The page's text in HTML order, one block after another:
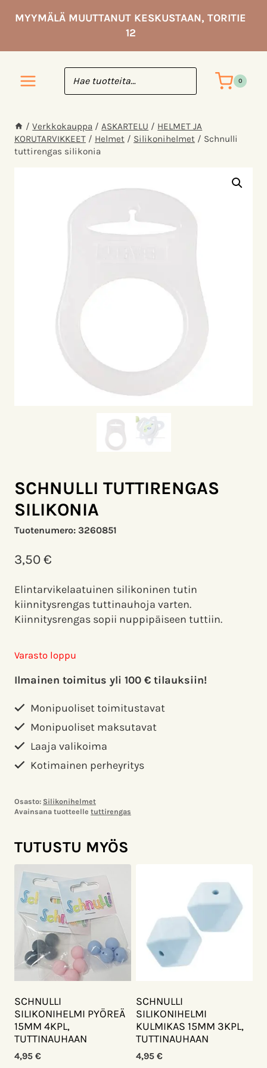
sisältöön
MYYMÄLÄ MUUTTANUT KESKUSTAAN, TORITIE
12
0
/ Verkkokauppa / ASKARTELU / HELMET JA
KORUTARVIKKEET / Helmet / Silikonihelmet / Schnulli
tuttirengas silikonia
SCHNULLI TUTTIRENGAS
SILIKONIA
Tuotenumero: 3260851
3,50€
Elintarvikelaatuinen silikoninen tutin
kiinnitysrengas tuttinauhoja varten.
Kiinnitysrengas sopii nuppipäiseen tuttiin.
Varasto loppu
Ilmainen toimitus yli 100 € tilauksiin!
Monipuoliset toimitustavat
Monipuoliset maksutavat
Laaja valikoima
Kotimainen perheyritys
Osasto: Silikonihelmet
Avainsana tuotteelle tuttirengas
TUTUSTU MYÖS
SCHNULLI
SILIKONIHELMI PYÖREÄ
15MM 4KPL,
TUTTINAUHAAN
4,95 €
SCHNULLI
SILIKONIHELMI
KULMIKAS 15MM 3KPL,
TUTTINAUHAAN
4,95 €